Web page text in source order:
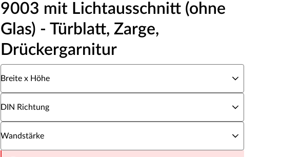
9003 mit Lichtausschnitt (ohne
Glas) - Türblatt, Zarge,
Drückergarnitur
Breite x Höhe
DIN Richtung
Wandstärke